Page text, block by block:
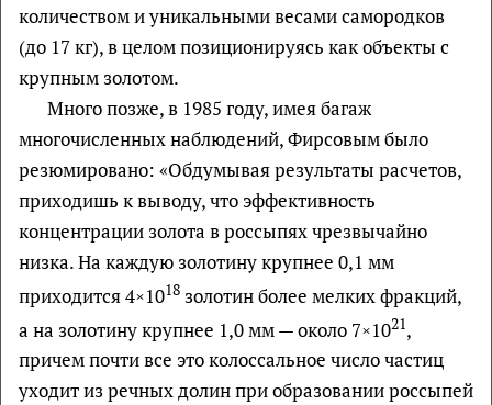
количеством и уникальными весами самородков
(до 17 кг), в целом позиционируясь как объекты с
крупным золотом.
Много позже, в 1985 году, имея багаж
многочисленных наблюдений, Фирсовым было
резюмировано: «Обдумывая результаты расчетов,
приходишь к выводу, что эффективность
концентрации золота в россыпях чрезвычайно
низка. На каждую золотину крупнее 0,1 мм
приходится 4×1018 золотин более мелких фракций,
а на золотину крупнее 1,0 мм — около 7×1021,
причем почти все это колоссальное число частиц
уходит из речных долин при образовании россыпей